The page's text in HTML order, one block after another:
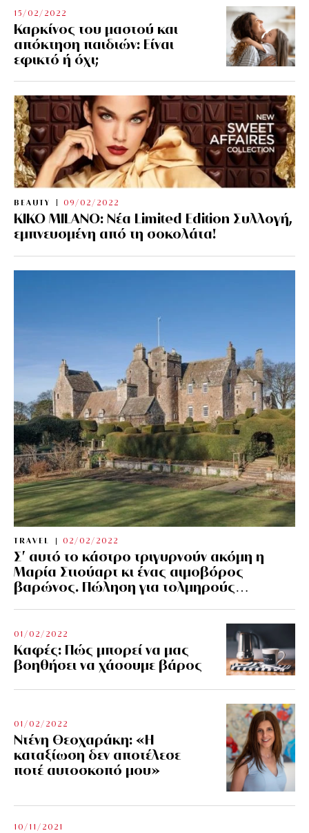
15/02/2022
Καρκίνος του μαστού και
απόκτηση παιδιών: Είναι
εφικτό ή όχι;
BEAUTY 09/02/2022
KIKO MILANO: Νέα Limited Edition Συλλογή,
εμπνευσμένη από τη σοκολάτα!
TRAVEL 02/02/2022
Σ’ αυτό το κάστρο τριγυρνούν ακόμη η
Μαρία Στιούαρτ κι ένας αιμοβόρος
βαρώνος. Πώληση για τολμηρούς…
01/02/2022
Kαφές: Πώς μπορεί να μας
βοηθήσει να χάσουμε βάρος
01/02/2022
Ντένη Θεοχαράκη: «Η
καταξίωση δεν αποτέλεσε
ποτέ αυτοσκοπό μου»
10/11/2021